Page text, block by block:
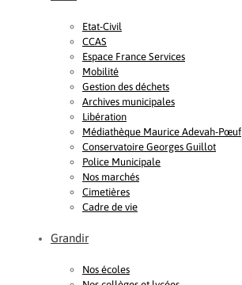
Etat-Civil
CCAS
Espace France Services
Mobilité
Gestion des déchets
Archives municipales
Libération
Médiathèque Maurice Adevah-Pœuf
Conservatoire Georges Guillot
Police Municipale
Nos marchés
Cimetières
Cadre de vie
Grandir
Nos écoles